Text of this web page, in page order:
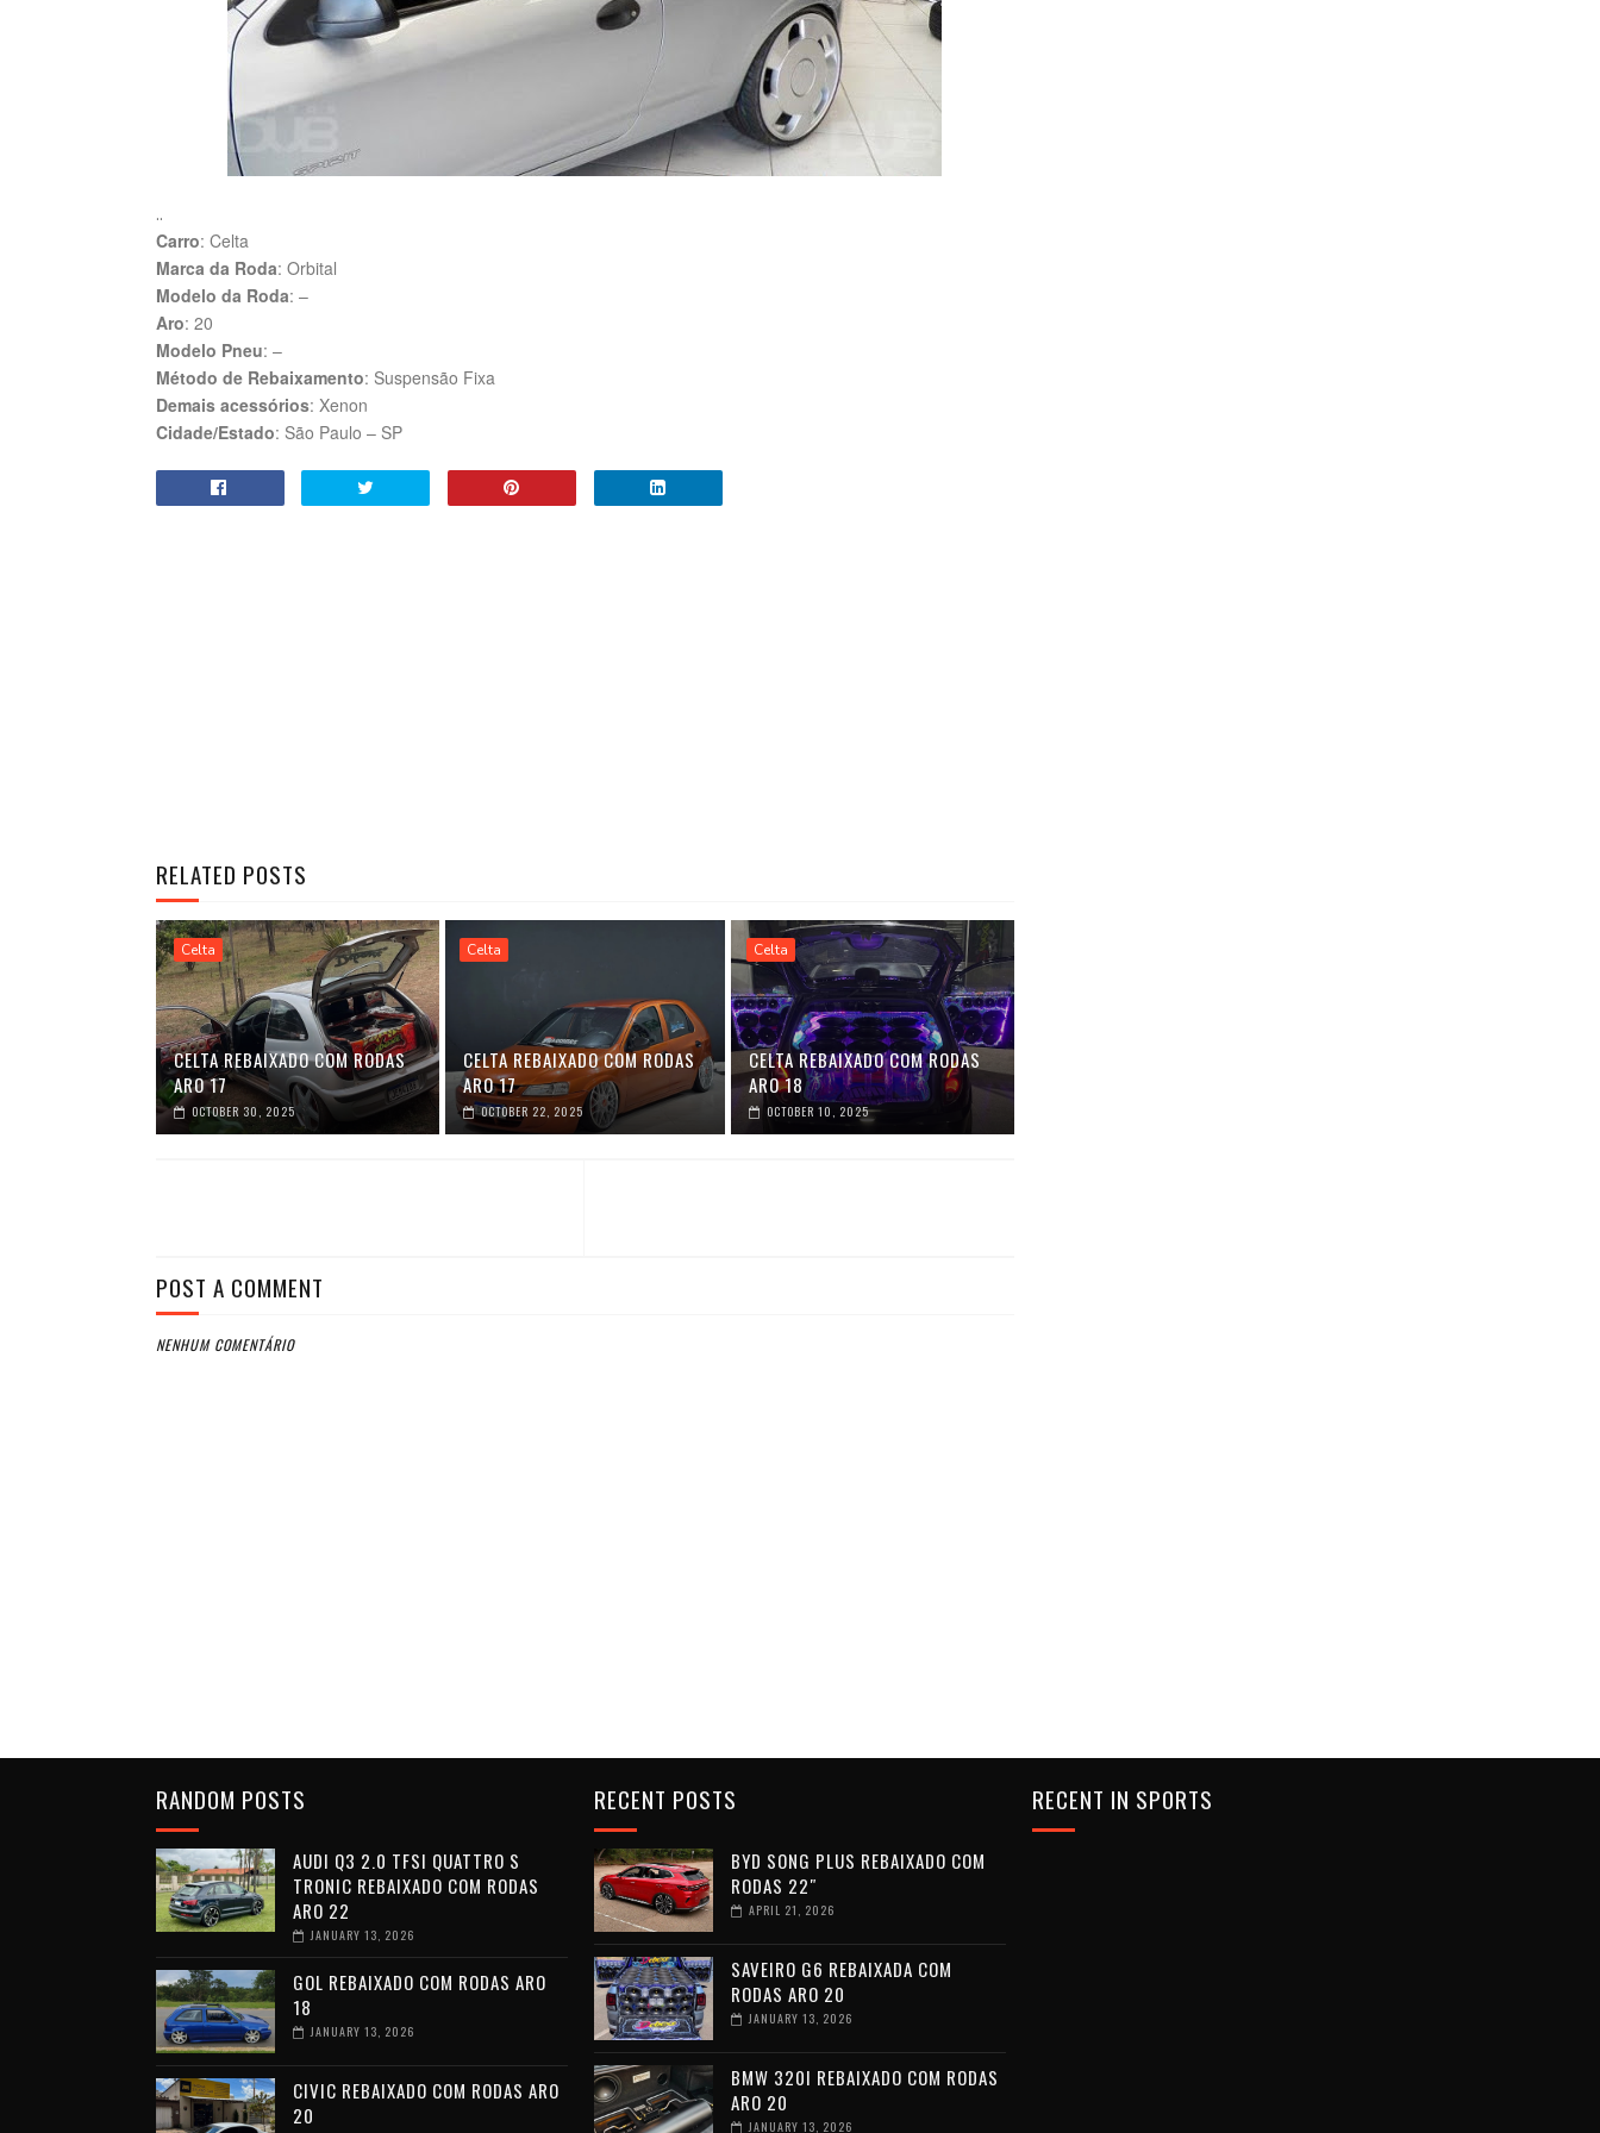
..
Carro: Celta
Marca da Roda: Orbital
Modelo da Roda: –
Aro: 20
Modelo Pneu: –
Método de Rebaixamento: Suspensão Fixa
Demais acessórios: Xenon
Cidade/Estado: São Paulo – SP
RELATED POSTS
Celta
CELTA REBAIXADO COM RODAS
ARO 17
OCTOBER 30, 2025
Celta
CELTA REBAIXADO COM RODAS
ARO 17
OCTOBER 22, 2025
Celta
CELTA REBAIXADO COM RODAS
ARO 18
OCTOBER 10, 2025
POST A COMMENT
NENHUM COMENTÁRIO
RANDOM POSTS
AUDI Q3 2.0 TFSI QUATTRO S
TRONIC REBAIXADO COM RODAS
ARO 22
JANUARY 13, 2026
GOL REBAIXADO COM RODAS ARO
18
JANUARY 13, 2026
CIVIC REBAIXADO COM RODAS ARO
20
RECENT POSTS
BYD SONG PLUS REBAIXADO COM
RODAS 22″
APRIL 21, 2026
SAVEIRO G6 REBAIXADA COM
RODAS ARO 20
JANUARY 13, 2026
BMW 320I REBAIXADO COM RODAS
ARO 20
JANUARY 13, 2026
RECENT IN SPORTS